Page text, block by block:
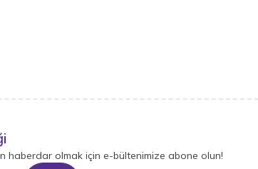
haberdar olmak için e-bültenimize abone olun!